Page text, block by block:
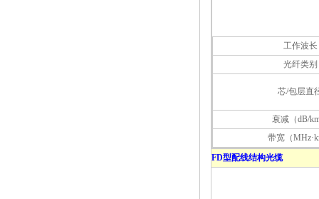
工作波长
光纤类别
芯/包层直
衰减（dB/
带宽（
FD型配线结构光缆